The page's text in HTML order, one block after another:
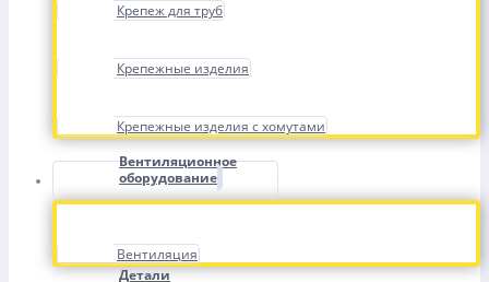
Крепеж для труб
Крепежные изделия
Крепежные изделия с хомутами
Вентиляционное
оборудование
Вентиляция
Детали